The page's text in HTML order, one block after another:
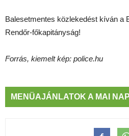
Balesetmentes közlekedést kíván a
Rendőr-főkapitányság!
Forrás, kiemelt kép: police.hu
MENÜAJÁNLATOK A MAI